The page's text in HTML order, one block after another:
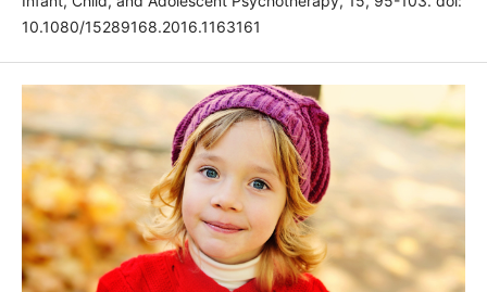
10.1080/15289168.2016.1163161